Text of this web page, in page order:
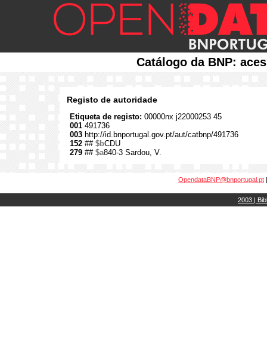
Catálogo da BNP:
Registo de autoridade
Etiqueta de registo: 00000nx j22000253 45
001 491736
003 http://id.bnportugal.gov.pt/aut/catbnp/491736
152 ## $bCDU
279 ## $a840-3 Sardou, V.
OpendataBNP@bnportugal.pt
2003 |